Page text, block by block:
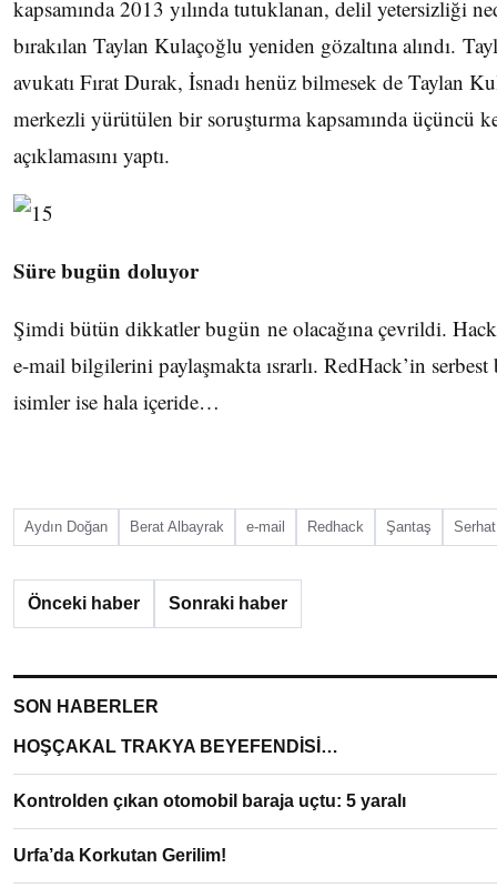
kapsamında 2013 yılında tutuklanan, delil yetersizliği
bırakılan Taylan Kulaçoğlu yeniden gözaltına alındı.
avukatı Fırat Durak, İsnadı henüz bilmesek de Taylan
merkezli yürütülen bir soruşturma kapsamında üçüncü
açıklamasını yaptı.
Süre bugün doluyor
Şimdi bütün dikkatler bugün ne olacağına çevrildi.
e-mail bilgilerini paylaşmakta ısrarlı. RedHack’in serbest
isimler ise hala içeride…
Aydın Doğan Berat Albayrak e-mail Redhack Şantaş
Önceki haber Sonraki haber
SON HABERLER
HOŞÇAKAL TRAKYA BEYEFENDİSİ…
Kontrolden çıkan otomobil baraja uçtu: 5 yaralı
Urfa’da Korkutan Gerilim!